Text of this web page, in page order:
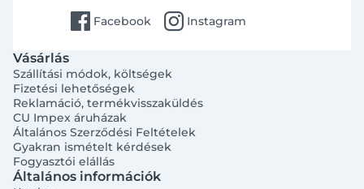
facebook Facebook instagram Instagram
Vásárlás
Szállítási módok, költségek
Fizetési lehetőségek
Reklamáció, termékvisszaküldés
CU Impex áruházak
Általános Szerződési Feltételek
Gyakran ismételt kérdések
Fogyasztói elállás
Általános információk